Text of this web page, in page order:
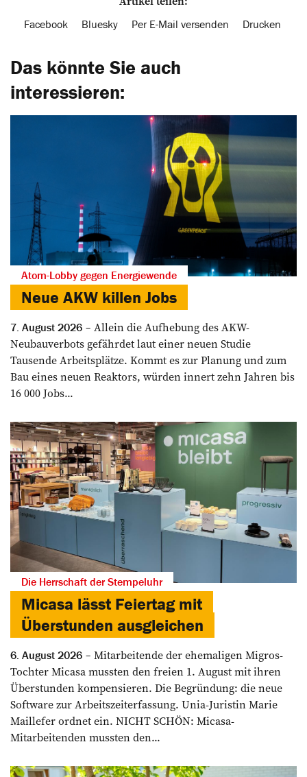
Facebook Bluesky Per E-Mail versenden Drucken
Das könnte Sie auch
interessieren:
Atom-Lobby gegen Energiewende
Neue AKW killen Jobs
7. August 2026
Allein die Aufhebung des AKW-
Neubauverbots gefährdet laut einer neuen Studie
Tausende Arbeitsplätze. Kommt es zur Planung und zum
Bau eines neuen Reaktors, würden innert zehn Jahren bis
16 000 Jobs...
Die Herrschaft der Stempeluhr
Micasa lässt Feiertag mit
Überstunden ausgleichen
6. August 2026
Mitarbeitende der ehemaligen Migros-
Tochter Micasa mussten den freien 1. August mit ihren
Überstunden kompensieren. Die Begründung: die neue
Software zur Arbeitszeiterfassung. Unia-Juristin Marie
Maillefer ordnet ein. NICHT SCHÖN: Micasa-
Mitarbeitenden mussten den...